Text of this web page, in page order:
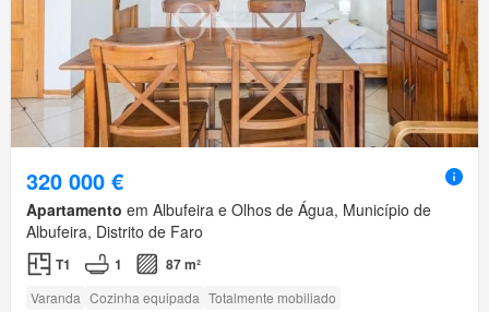
320 000 €
Apartamento em Albufeira e Olhos de Água, Município de
Albufeira, Distrito de Faro
T1 1 87 m²
Varanda Cozinha equipada Totalmente mobiliado